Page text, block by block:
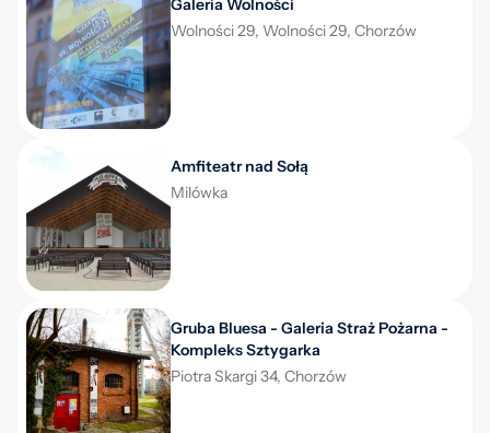
Galeria Wolności
Wolności 29, Wolności 29, Chorzów
Amfiteatr nad Sołą
Milówka
Gruba Bluesa - Galeria Straż Pożarna -
Kompleks Sztygarka
Piotra Skargi 34, Chorzów